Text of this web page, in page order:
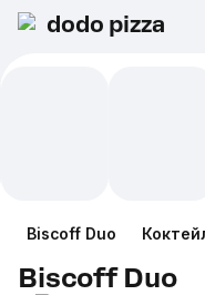
dodo pizza
Biscoff Duo
Biscoff Duo